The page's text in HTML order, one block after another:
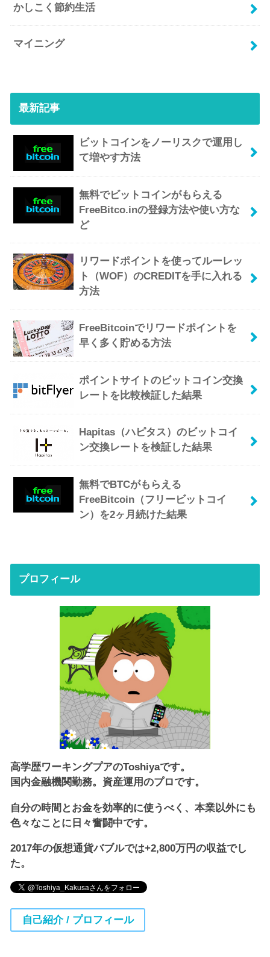
かしこく節約生活
マイニング
最新記事
ビットコインをノーリスクで運用し
て増やす方法
無料でビットコインがもらえる
FreeBitco.inの登録方法や使い方な
ど
リワードポイントを使ってルーレッ
ト（WOF）のCREDITを手に入れる
方法
FreeBitcoinでリワードポイントを
早く多く貯める方法
ポイントサイトのビットコイン交換
レートを比較検証した結果
Hapitas（ハピタス）のビットコイ
ン交換レートを検証した結果
無料でBTCがもらえる
FreeBitcoin（フリービットコイ
ン）を2ヶ月続けた結果
プロフィール
高学歴ワーキングプアのToshiyaです。
国内金融機関勤務。資産運用のプロです。
自分の時間とお金を効率的に使うべく、本業以外にも
色々なことに日々奮闘中です。
2017年の仮想通貨バブルでは+2,800万円の収益でし
た。
自己紹介 / プロフィール